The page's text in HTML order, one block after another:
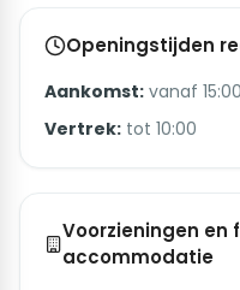
Openingstijden
Aankomst: vanaf 15:00
Vertrek: tot 10:00
Voorzieningen
accommodatie